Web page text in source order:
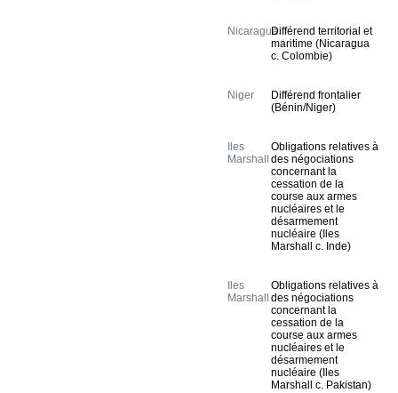
NicaraguaDifférend territorial et
maritime (Nicaragua
c. Colombie)
Niger
Différend frontalier
(Bénin/Niger)
Iles
Marshall
Obligations relatives à
des négociations
concernant la
cessation de la
course aux armes
nucléaires et le
désarmement
nucléaire (Iles
Marshall c. Inde)
Iles
Marshall
Obligations relatives à
des négociations
concernant la
cessation de la
course aux armes
nucléaires et le
désarmement
nucléaire (Iles
Marshall c. Pakistan)
COUR PERMANENTE DE JUSTICE INTERNATIONALE